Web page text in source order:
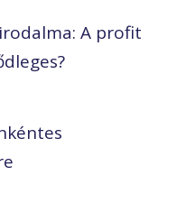
A profit